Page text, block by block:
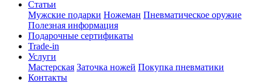
Статьи
Мужские подарки Ножеман Пневматическое оружие
Полезная информация
Подарочные сертификаты
Trade-in
Услуги
Мастерская Заточка ножей Покупка пневматики
Контакты